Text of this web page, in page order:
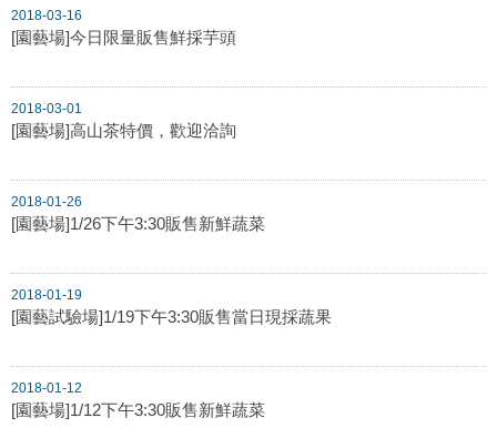
2018-03-16
[園藝場]今日限量販售鮮採芋頭
2018-03-01
[園藝場]高山茶特價，歡迎洽詢
2018-01-26
[園藝場]1/26下午3:30販售新鮮蔬菜
2018-01-19
[園藝試驗場]1/19下午3:30販售當日現採蔬果
2018-01-12
[園藝場]1/12下午3:30販售新鮮蔬菜